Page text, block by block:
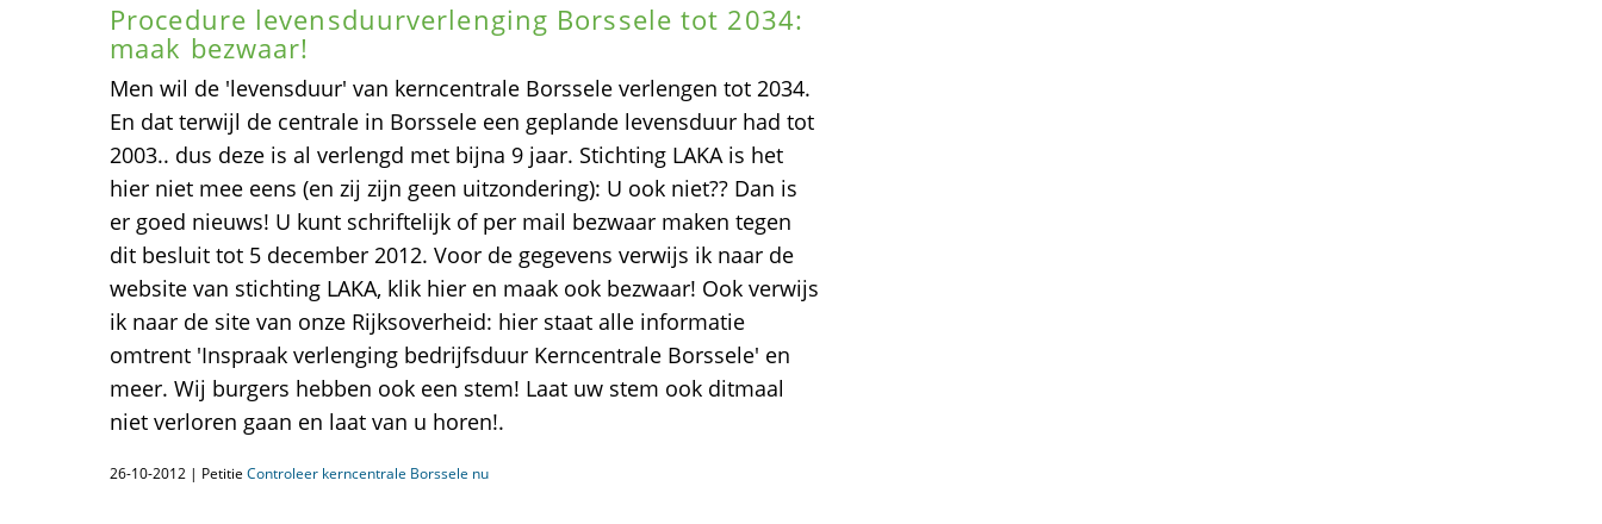
Procedure levensduurverlenging Borssele tot 2034:
maak bezwaar!
Men wil de 'levensduur' van kerncentrale Borssele verlengen tot 2034.
En dat terwijl de centrale in Borssele een geplande levensduur had tot
2003.. dus deze is al verlengd met bijna 9 jaar. Stichting LAKA is het
hier niet mee eens (en zij zijn geen uitzondering): U ook niet?? Dan is
er goed nieuws! U kunt schriftelijk of per mail bezwaar maken tegen
dit besluit tot 5 december 2012. Voor de gegevens verwijs ik naar de
website van stichting LAKA, klik hier en maak ook bezwaar! Ook verwijs
ik naar de site van onze Rijksoverheid: hier staat alle informatie
omtrent 'Inspraak verlenging bedrijfsduur Kerncentrale Borssele' en
meer. Wij burgers hebben ook een stem! Laat uw stem ook ditmaal
niet verloren gaan en laat van u horen!.
26-10-2012 | Petitie Controleer kerncentrale Borssele nu